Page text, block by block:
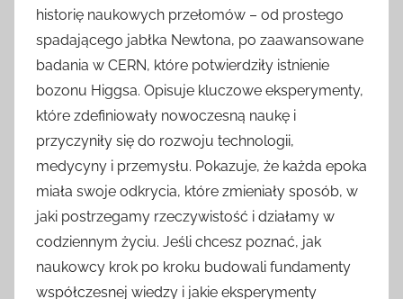
historię naukowych przełomów – od prostego
spadającego jabłka Newtona, po zaawansowane
badania w CERN, które potwierdziły istnienie
bozonu Higgsa. Opisuje kluczowe eksperymenty,
które zdefiniowały nowoczesną naukę i
przyczyniły się do rozwoju technologii,
medycyny i przemysłu. Pokazuje, że każda epoka
miała swoje odkrycia, które zmieniały sposób, w
jaki postrzegamy rzeczywistość i działamy w
codziennym życiu. Jeśli chcesz poznać, jak
naukowcy krok po kroku budowali fundamenty
współczesnej wiedzy i jakie eksperymenty